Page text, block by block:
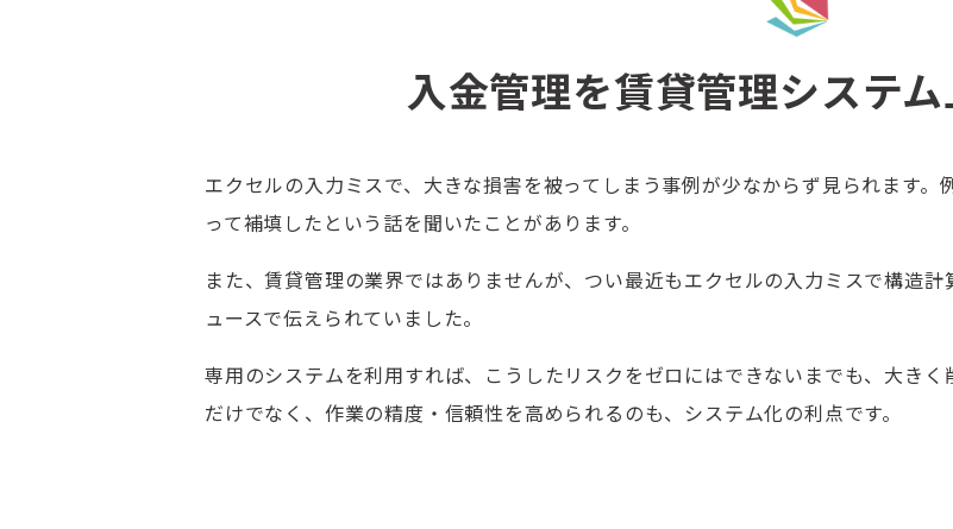
入金管理を賃貸管理システ
エクセルの入力ミスで、大きな損害を被ってしまう事例が少なからず見られます
って補填したという話を聞いたことがあります。
また、賃貸管理の業界ではありませんが、つい最近もエクセルの入力ミスで構造
ュースで伝えられていました。
専用のシステムを利用すれば、こうしたリスクをゼロにはできないまでも、大き
だけでなく、作業の精度・信頼性を高められるのも、システム化の利点です。